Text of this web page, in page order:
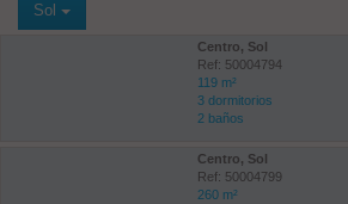
Sol
Centro, Sol
Ref: 50004794
119 m²
3 dormitorios
2 baños
Centro, Sol
Ref: 50004799
260 m²